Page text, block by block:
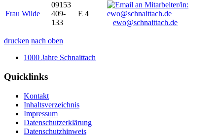
Frau Wilde
09153
409-
133
E 4
ewo@schnaittach.de
drucken nach oben
1000 Jahre Schnaittach
Quicklinks
Kontakt
Inhaltsverzeichnis
Impressum
Datenschutzerklärung
Datenschutzhinweis